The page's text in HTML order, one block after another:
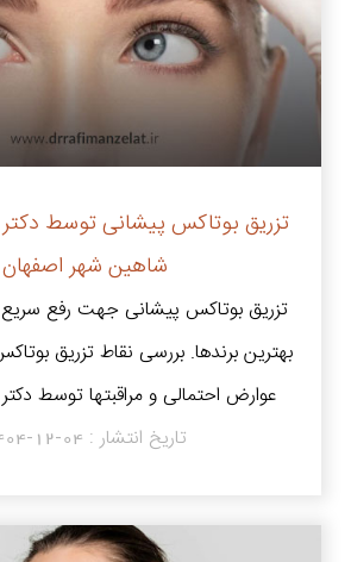
تزریق بوتاکس پیشانی توسط دکتر
شاهین شهر اصفهان
تزریق بوتاکس پیشانی جهت رفع
بهترین برندها. بررسی نقاط تزریق
عوارض احتمالی و مراقبتها توسط
تاریخ انتشار : 12-04